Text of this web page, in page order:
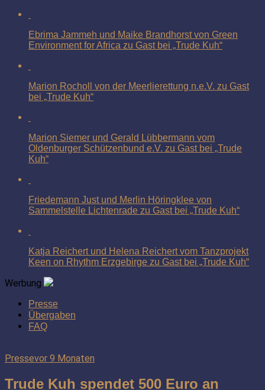
Ebrima Jammeh und Maike Brandhorst von Green
Environment for Africa zu Gast bei „Trude Kuh“
Marion Rocholl von der Meerlierettung n.e.V. zu Gast
bei „Trude Kuh“
Marion Siemer und Gerald Lübbermann vom
Oldenburger Schützenbund e.V. zu Gast bei „Trude
Kuh“
Friedemann Just und Merlin Höringklee von
Sammelstelle Lichtenrade zu Gast bei „Trude Kuh“
Katja Reichert und Helena Reichert vom Tanzprojekt
Keen on Rhythm Erzgebirge zu Gast bei „Trude Kuh“
Werbung
Presse
Übergaben
FAQ
Pressevor 9 Monaten
Trude Kuh spendet 500 Euro an